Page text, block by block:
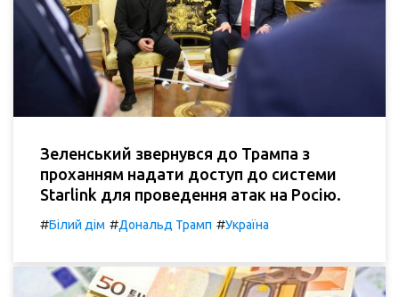
Зеленський звернувся до Трампа з
проханням надати доступ до системи
Starlink для проведення атак на Росію.
#Білий дім #Дональд Трамп #Україна